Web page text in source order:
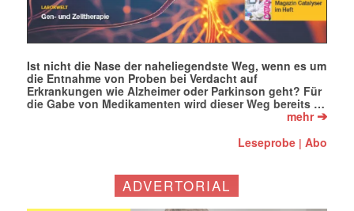
Mit dem |transkript-Newsletter
jede Woche aktuell informiert.
Ist nicht die Nase der naheliegendste Weg, wenn es um
die Entnahme von Proben bei Verdacht auf
Erkrankungen wie Alzheimer oder Parkinson geht? Für
die Gabe von Medikamenten wird dieser Weg bereits …
mehr➔
Leseprobe |Abo
ADVERTORIAL